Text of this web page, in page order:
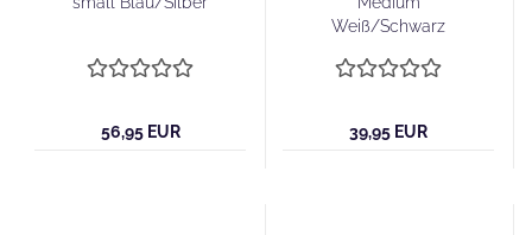
56,95 EUR
Weiß/Schwarz
39,95 EUR